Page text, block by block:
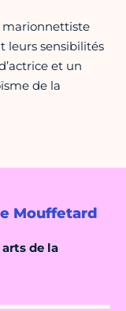
Mouffetard
de la
marionnettiste
leurs sensibilités
et un
de la